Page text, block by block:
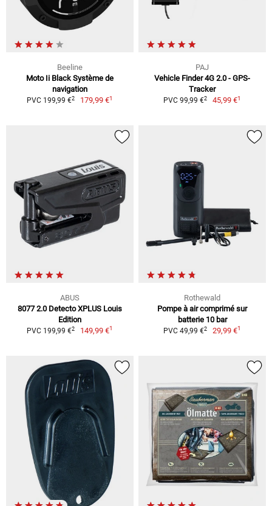
Beeline
Moto Ii Black Système de
navigation
PVC 199,99 €2 179,99 €1
PAJ
Vehicle Finder 4G 2.0 - GPS-
Tracker
PVC 99,99 €2 45,99 €1
ABUS
8077 2.0 Detecto XPLUS Louis
Edition
PVC 199,99 €2 149,99 €1
Rothewald
Pompe à air comprimé sur
batterie 10 bar
PVC 49,99 €2 29,99 €1